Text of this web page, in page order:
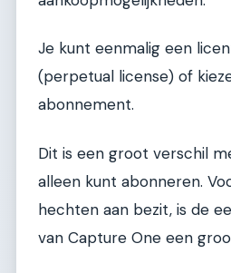
Je kunt eenmalig een
(perpetual license) of
abonnement.
Dit is een groot verschil
alleen kunt abonneren.
hechten aan bezit, is de
van Capture One een